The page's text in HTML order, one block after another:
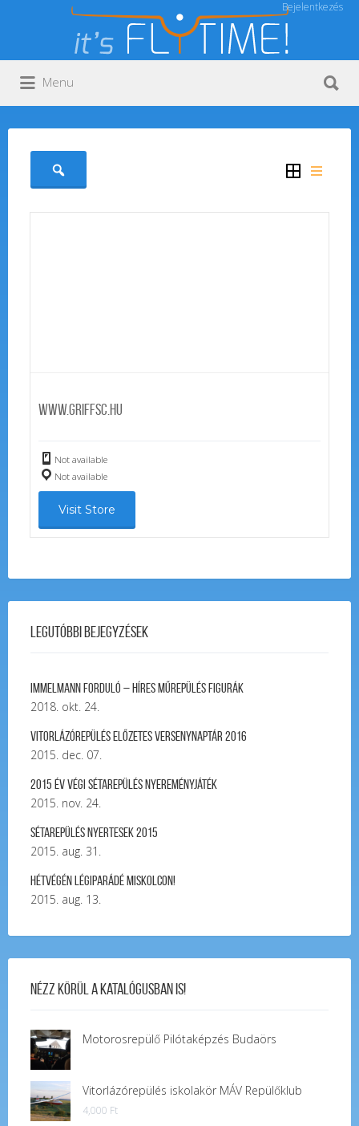
Bejelentkezés
Keresés:
Menu
www.griffsc.hu
Not available
Not available
Visit Store
Legutóbbi bejegyzések
Immelmann forduló – Híres Műrepülés Figurák
2018. okt. 24.
Vitorlázórepülés ELŐZETES VERSENYNAPTÁR 2016
2015. dec. 07.
2015 év végi sétarepülés nyereményjáték
2015. nov. 24.
Sétarepülés nyertesek 2015
2015. aug. 31.
Hétvégén légiparádé Miskolcon!
2015. aug. 13.
Nézz körül a katalógusban is!
Motorosrepülő Pilótaképzés Budaörs
Vitorlázórepülés iskolakör MÁV Repülőklub
4,000 Ft